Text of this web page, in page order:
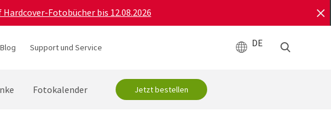
Fotobücher bis 12.08.2026
Blog Support und Service DE
Fotokalender Jetzt bestellen